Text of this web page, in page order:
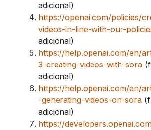
adicional)
https://openai.com/policies/
videos-in-line-with-our-
adicional)
https://help.openai.com/en/
3-creating-videos-with-sora
adicional)
https://help.openai.com/en/
-generating-videos-on-sora
adicional)
https://